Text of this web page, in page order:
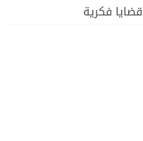
قضايا فكرية